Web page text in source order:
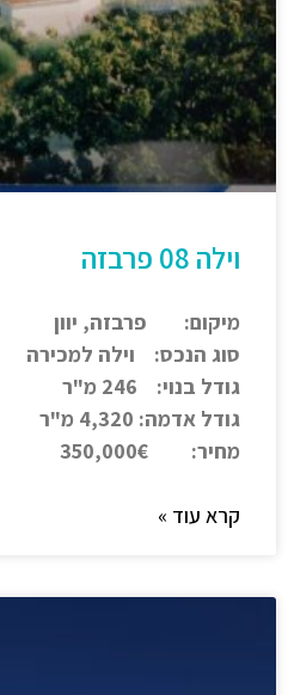
וילה 08 פרבזה
מיקום: פרבזה, יוון
סוג הנכס: וילה למכירה
גודל בנוי: 246 מ"ר
גודל אדמה: 4,320 מ"ר
מחיר: 350,000€
קרא עוד »